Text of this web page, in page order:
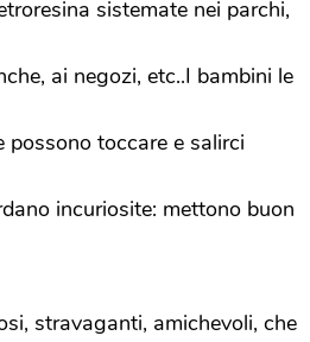
sistemate nei parchi,
ai negozi, etc..I bambini le
possono toccare e salirci
incuriosite: mettono buon
stravaganti, amichevoli, che